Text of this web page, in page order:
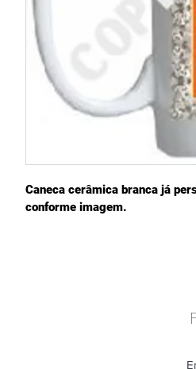
Caneca cerâmica branca já
conforme imagem.